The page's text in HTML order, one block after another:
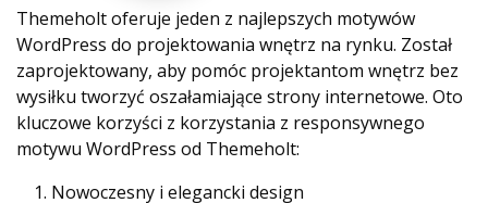
Themeholt oferuje jeden z najlepszych motywów
WordPress do projektowania wnętrz na rynku. Został
zaprojektowany, aby pomóc projektantom wnętrz bez
wysiłku tworzyć oszałamiające strony internetowe. Oto
kluczowe korzyści z korzystania z responsywnego
motywu WordPress od Themeholt:
Nowoczesny i elegancki design